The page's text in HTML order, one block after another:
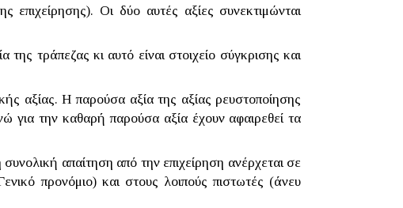
Οι δύο αυτές αξίες συνεκτιμώνται
τράπεζας κι αυτό είναι στοιχείο σύγκρισης και
αξίας. Η παρούσα αξία της αξίας ρευστοποίησης
για την καθαρή παρούσα αξία έχουν αφαιρεθεί τα
απαίτηση από την επιχείρηση ανέρχεται σε
προνόμιο) και στους λοιπούς πιστωτές (άνευ